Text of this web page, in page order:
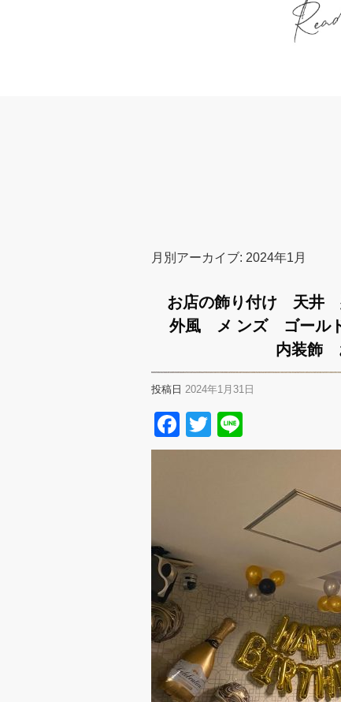
月別アーカイブ: 2024年1月
お店の飾り付け 天
外風 メ ンズ ゴール
内装飾
投稿日 2024年1月31日
Facebook
Twitter